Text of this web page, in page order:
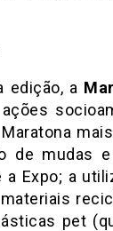
edição, a
de mudas
a Expo; a
pet